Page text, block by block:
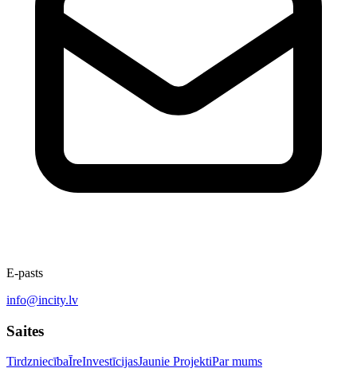
E-pasts
info@incity.lv
Saites
TirdzniecībaĪreInvestīcijasJaunie ProjektiPar mums